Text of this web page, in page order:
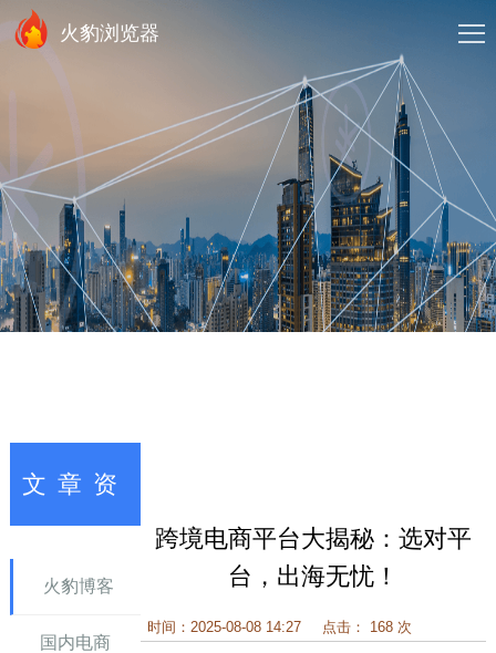
火豹浏览器
文章资
火豹博客
国内电商
跨境电商平台大揭秘：选对平
台，出海无忧！
时间：2025-08-08 14:27 点击： 168 次